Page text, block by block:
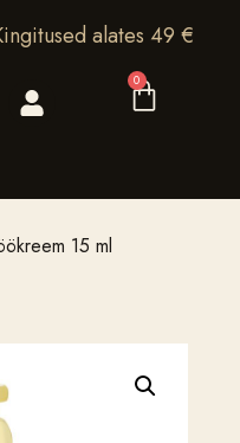
alates 49 €
0
15 ml